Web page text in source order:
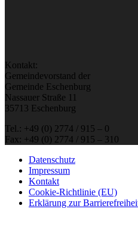
Kontakt:
Gemeindevorstand der
Gemeinde Eschenburg
Nassauer Straße 11
35713 Eschenburg
Tel.: +49 (0) 2774 / 915 – 0
Fax: +49 (0) 2774 / 915 – 310
Datenschutz
Impressum
Kontakt
Cookie-Richtlinie (EU)
Erklärung zur